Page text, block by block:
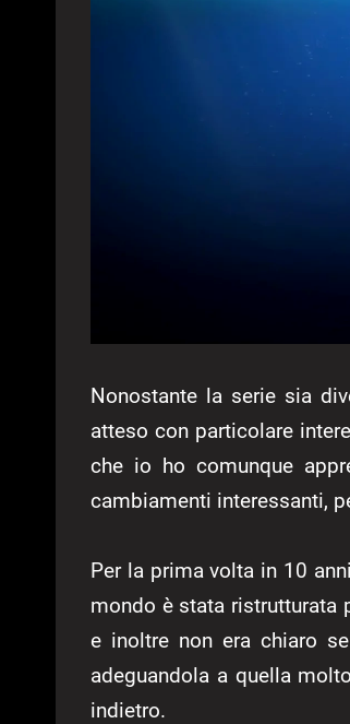
Nonostante la serie sia
atteso con particolare
che io ho comunque
cambiamenti interessanti,
Per la prima volta in 10
mondo è stata ristrutturata
e inoltre non era chiaro
adeguandola a quella
indietro.